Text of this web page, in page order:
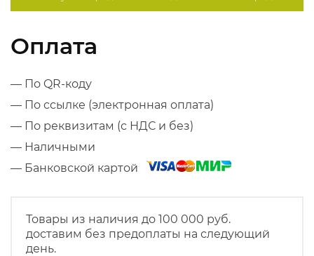
Оплата
— По QR-коду
— По ссылке (электронная оплата)
— По реквизитам (с НДС и без)
— Наличными
— Банковской картой
Товары из наличия до 100 000 руб.
доставим без предоплаты на следующий
день.